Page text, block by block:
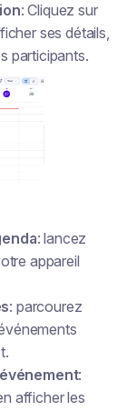
: Cliquez sur
ses détails,
participants.
: lancez
appareil
: parcourez
:
afficher les